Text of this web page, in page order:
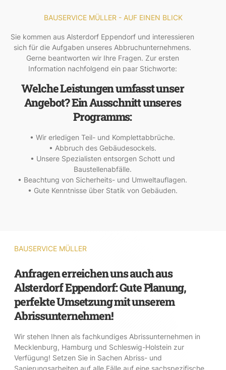
BAUSERVICE MÜLLER - AUF EINEN BLICK
Sie kommen aus Alsterdorf Eppendorf und interessieren
sich für die Aufgaben unseres Abbruchunternehmens.
Gerne beantworten wir Ihre Fragen. Zur ersten
Information nachfolgend ein paar Stichworte:
Welche Leistungen umfasst unser
Angebot? Ein Ausschnitt unseres
Programms:
• Wir erledigen Teil- und Komplettabbrüche.
• Abbruch des Gebäudesockels.
• Unsere Spezialisten entsorgen Schott und
Baustellenabfälle.
• Beachtung von Sicherheits- und Umweltauflagen.
• Gute Kenntnisse über Statik von Gebäuden.
BAUSERVICE MÜLLER
Anfragen erreichen uns auch aus
Alsterdorf Eppendorf: Gute Planung,
perfekte Umsetzung mit unserem
Abrissunternehmen!
Wir stehen Ihnen als fachkundiges Abrissunternehmen in
Mecklenburg, Hamburg und Schleswig-Holstein zur
Verfügung! Setzen Sie in Sachen Abriss- und
Sanierungsarbeiten auf alle Fälle auf eine sachspezifische